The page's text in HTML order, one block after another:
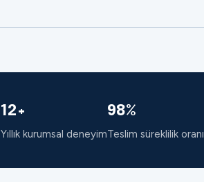
12+
Yıllık kurumsal deneyim
98%
Teslim süreklilik oranı